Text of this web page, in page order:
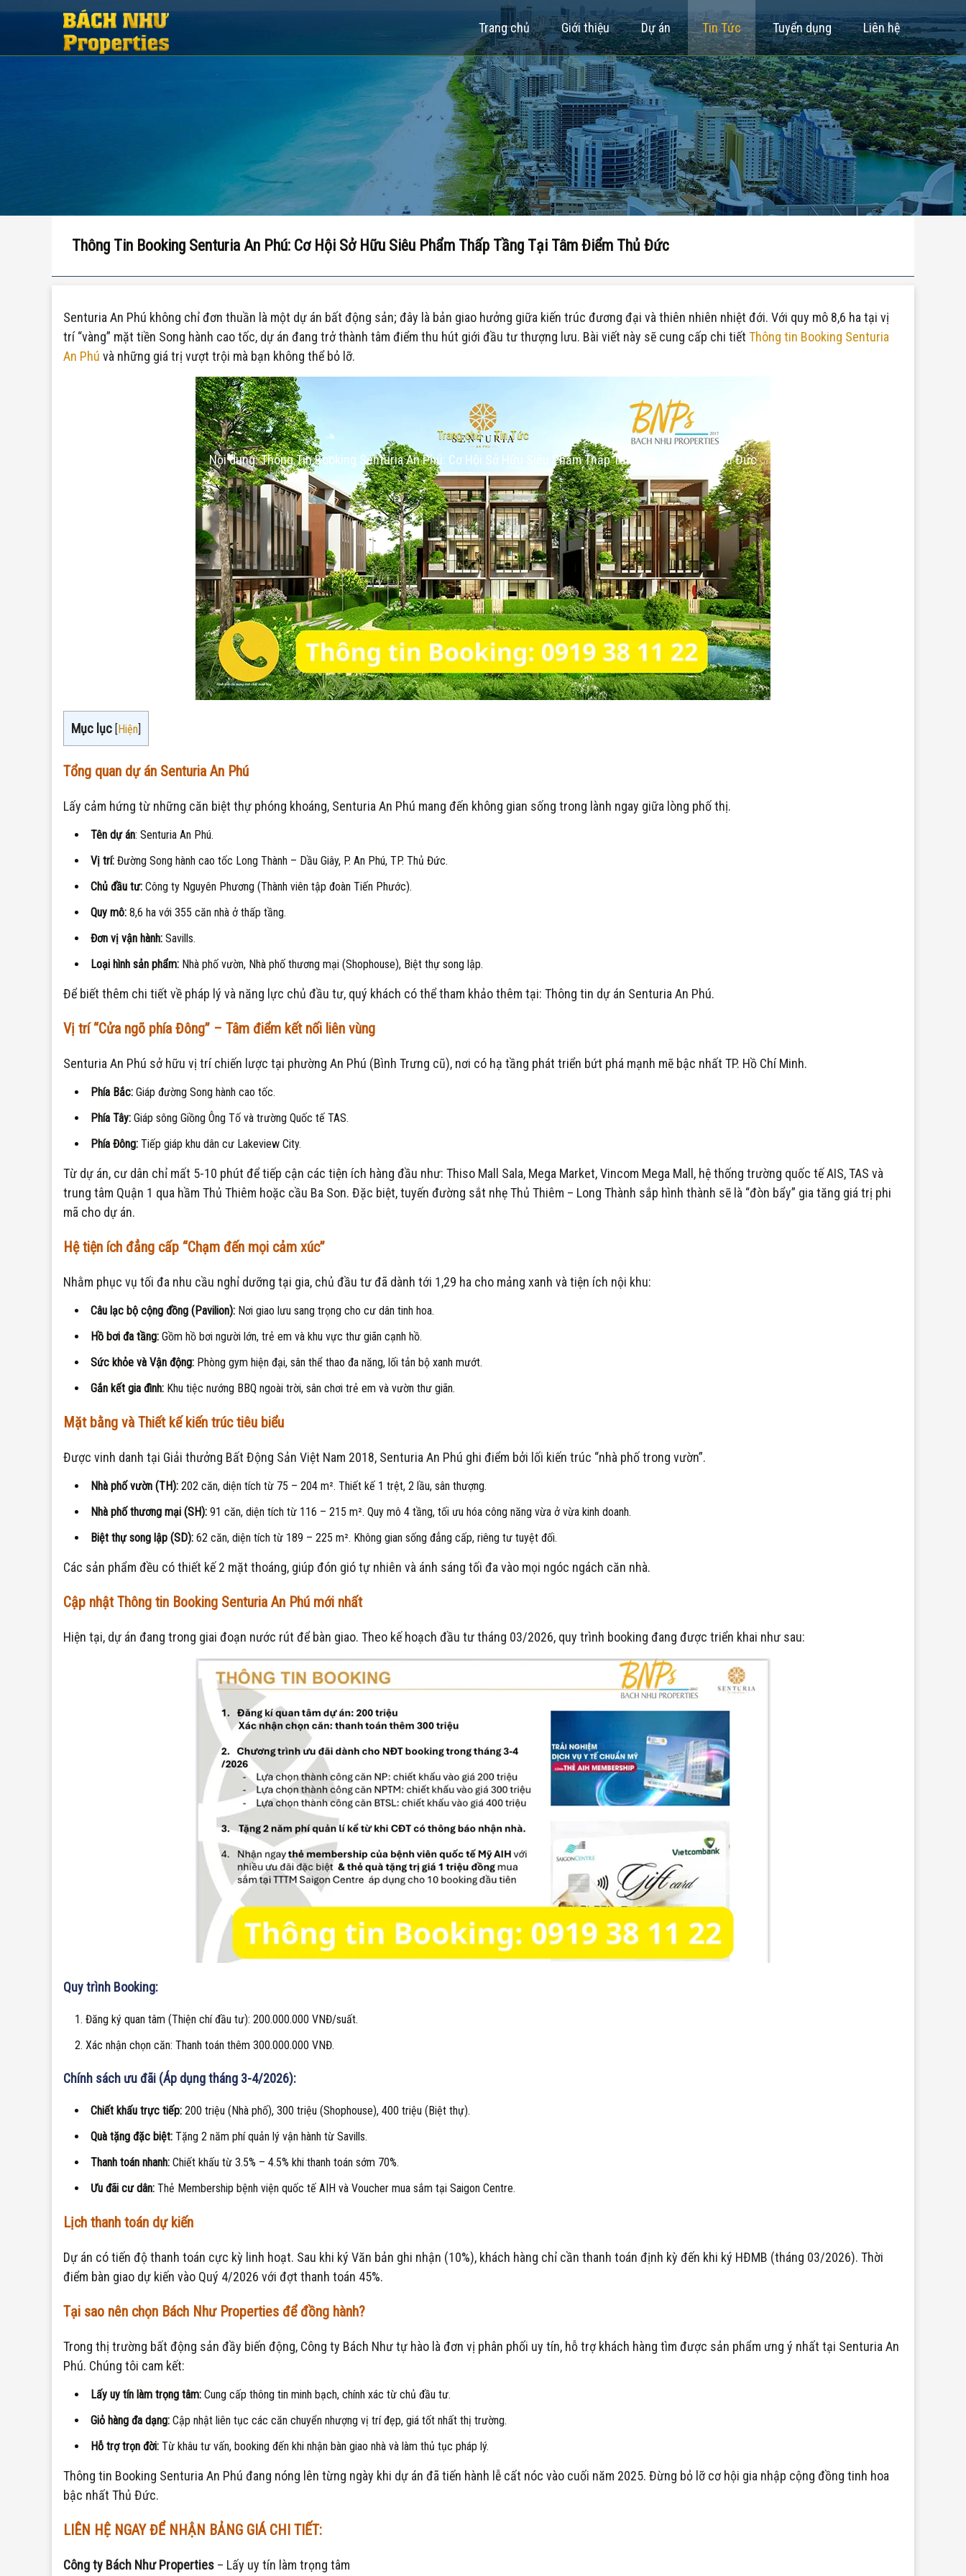
Trang chủ Giới thiệu Dự án Tin Tức Tuyển dụng Liên hệ
Trang chủ-Tin Tức
Nội dung: Thông Tin Booking Senturia An Phú: Cơ Hội Sở Hữu Siêu Phẩm Thấp Tầng Tại Tâm Điểm Thủ Đức
Thông Tin Booking Senturia An Phú: Cơ Hội Sở Hữu Siêu Phẩm Thấp Tầng Tại Tâm Điểm Thủ Đức
Senturia An Phú không chỉ đơn thuần là một dự án bất động sản; đây là bản giao hưởng giữa kiến trúc đương đại và thiên nhiên nhiệt đới. Với quy mô 8,6 ha tại vị
trí “vàng” mặt tiền Song hành cao tốc, dự án đang trở thành tâm điểm thu hút giới đầu tư thượng lưu. Bài viết này sẽ cung cấp chi tiết Thông tin Booking Senturia
An Phú và những giá trị vượt trội mà bạn không thể bỏ lỡ.
Mục lục [Hiện]
Tổng quan dự án Senturia An Phú
Lấy cảm hứng từ những căn biệt thự phóng khoáng, Senturia An Phú mang đến không gian sống trong lành ngay giữa lòng phố thị.
Tên dự án: Senturia An Phú.
Vị trí: Đường Song hành cao tốc Long Thành – Dầu Giây, P. An Phú, TP. Thủ Đức.
Chủ đầu tư: Công ty Nguyên Phương (Thành viên tập đoàn Tiến Phước).
Quy mô: 8,6 ha với 355 căn nhà ở thấp tầng.
Đơn vị vận hành: Savills.
Loại hình sản phẩm: Nhà phố vườn, Nhà phố thương mại (Shophouse), Biệt thự song lập.
Để biết thêm chi tiết về pháp lý và năng lực chủ đầu tư, quý khách có thể tham khảo thêm tại: Thông tin dự án Senturia An Phú.
Vị trí “Cửa ngõ phía Đông” – Tâm điểm kết nối liên vùng
Senturia An Phú sở hữu vị trí chiến lược tại phường An Phú (Bình Trưng cũ), nơi có hạ tầng phát triển bứt phá mạnh mẽ bậc nhất TP. Hồ Chí Minh.
Phía Bắc: Giáp đường Song hành cao tốc.
Phía Tây: Giáp sông Giồng Ông Tố và trường Quốc tế TAS.
Phía Đông: Tiếp giáp khu dân cư Lakeview City.
Từ dự án, cư dân chỉ mất 5-10 phút để tiếp cận các tiện ích hàng đầu như: Thiso Mall Sala, Mega Market, Vincom Mega Mall, hệ thống trường quốc tế AIS, TAS và
trung tâm Quận 1 qua hầm Thủ Thiêm hoặc cầu Ba Son. Đặc biệt, tuyến đường sắt nhẹ Thủ Thiêm – Long Thành sắp hình thành sẽ là “đòn bẩy” gia tăng giá trị phi
mã cho dự án.
Hệ tiện ích đẳng cấp “Chạm đến mọi cảm xúc”
Nhằm phục vụ tối đa nhu cầu nghỉ dưỡng tại gia, chủ đầu tư đã dành tới 1,29 ha cho mảng xanh và tiện ích nội khu:
Câu lạc bộ cộng đồng (Pavilion): Nơi giao lưu sang trọng cho cư dân tinh hoa.
Hồ bơi đa tầng: Gồm hồ bơi người lớn, trẻ em và khu vực thư giãn cạnh hồ.
Sức khỏe và Vận động: Phòng gym hiện đại, sân thể thao đa năng, lối tản bộ xanh mướt.
Gắn kết gia đình: Khu tiệc nướng BBQ ngoài trời, sân chơi trẻ em và vườn thư giãn.
Mặt bằng và Thiết kế kiến trúc tiêu biểu
Được vinh danh tại Giải thưởng Bất Động Sản Việt Nam 2018, Senturia An Phú ghi điểm bởi lối kiến trúc “nhà phố trong vườn”.
Nhà phố vườn (TH): 202 căn, diện tích từ 75 – 204 m². Thiết kế 1 trệt, 2 lầu, sân thượng.
Nhà phố thương mại (SH): 91 căn, diện tích từ 116 – 215 m². Quy mô 4 tầng, tối ưu hóa công năng vừa ở vừa kinh doanh.
Biệt thự song lập (SD): 62 căn, diện tích từ 189 – 225 m². Không gian sống đẳng cấp, riêng tư tuyệt đối.
Các sản phẩm đều có thiết kế 2 mặt thoáng, giúp đón gió tự nhiên và ánh sáng tối đa vào mọi ngóc ngách căn nhà.
Cập nhật Thông tin Booking Senturia An Phú mới nhất
Hiện tại, dự án đang trong giai đoạn nước rút để bàn giao. Theo kế hoạch đầu tư tháng 03/2026, quy trình booking đang được triển khai như sau:
Quy trình Booking:
Đăng ký quan tâm (Thiện chí đầu tư): 200.000.000 VNĐ/suất.
Xác nhận chọn căn: Thanh toán thêm 300.000.000 VNĐ.
Chính sách ưu đãi (Áp dụng tháng 3-4/2026):
Chiết khấu trực tiếp: 200 triệu (Nhà phố), 300 triệu (Shophouse), 400 triệu (Biệt thự).
Quà tặng đặc biệt: Tặng 2 năm phí quản lý vận hành từ Savills.
Thanh toán nhanh: Chiết khấu từ 3.5% – 4.5% khi thanh toán sớm 70%.
Ưu đãi cư dân: Thẻ Membership bệnh viện quốc tế AIH và Voucher mua sắm tại Saigon Centre.
Lịch thanh toán dự kiến
Dự án có tiến độ thanh toán cực kỳ linh hoạt. Sau khi ký Văn bản ghi nhận (10%), khách hàng chỉ cần thanh toán định kỳ đến khi ký HĐMB (tháng 03/2026). Thời
điểm bàn giao dự kiến vào Quý 4/2026 với đợt thanh toán 45%.
Tại sao nên chọn Bách Như Properties để đồng hành?
Trong thị trường bất động sản đầy biến động, Công ty Bách Như tự hào là đơn vị phân phối uy tín, hỗ trợ khách hàng tìm được sản phẩm ưng ý nhất tại Senturia An
Phú. Chúng tôi cam kết:
Lấy uy tín làm trọng tâm: Cung cấp thông tin minh bạch, chính xác từ chủ đầu tư.
Giỏ hàng đa dạng: Cập nhật liên tục các căn chuyển nhượng vị trí đẹp, giá tốt nhất thị trường.
Hỗ trợ trọn đời: Từ khâu tư vấn, booking đến khi nhận bàn giao nhà và làm thủ tục pháp lý.
Thông tin Booking Senturia An Phú đang nóng lên từng ngày khi dự án đã tiến hành lễ cất nóc vào cuối năm 2025. Đừng bỏ lỡ cơ hội gia nhập cộng đồng tinh hoa
bậc nhất Thủ Đức.
LIÊN HỆ NGAY ĐỂ NHẬN BẢNG GIÁ CHI TIẾT:
Công ty Bách Như Properties – Lấy uy tín làm trọng tâm